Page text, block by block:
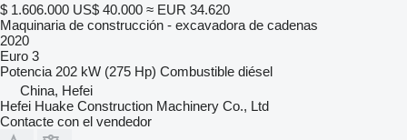
$ 1.606.000 US$ 40.000 ≈ EUR 34.620
Maquinaria de construcción - excavadora de cadenas
2020
Euro 3
Potencia 202 kW (275 Hp) Combustible diésel
China, Hefei
Hefei Huake Construction Machinery Co., Ltd
Contacte con el vendedor